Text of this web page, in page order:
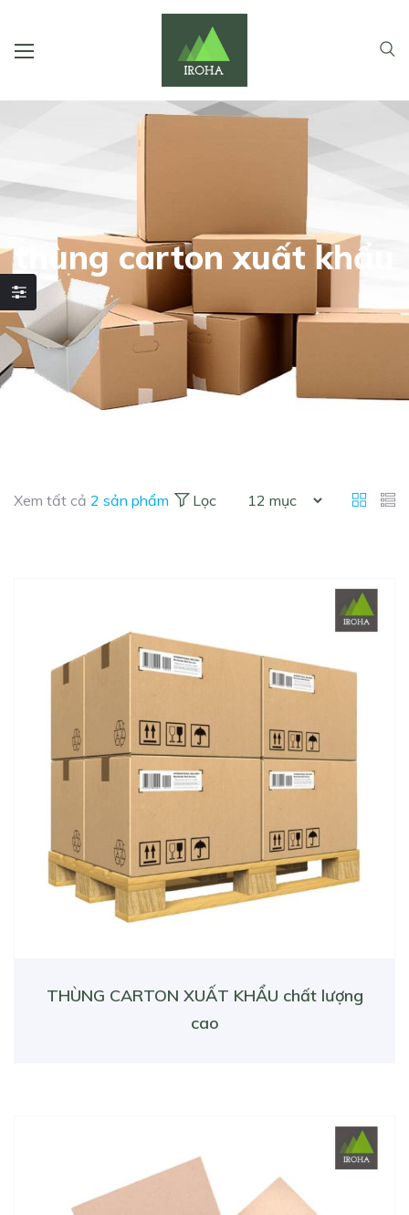
thùng carton xuất khẩu
Xem tất cả 2 sản phẩm Lọc
THÙNG CARTON XUẤT KHẨU chất lượng
cao